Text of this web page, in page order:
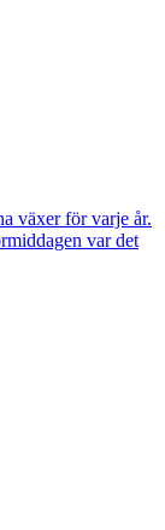
växer för varje år.
var det